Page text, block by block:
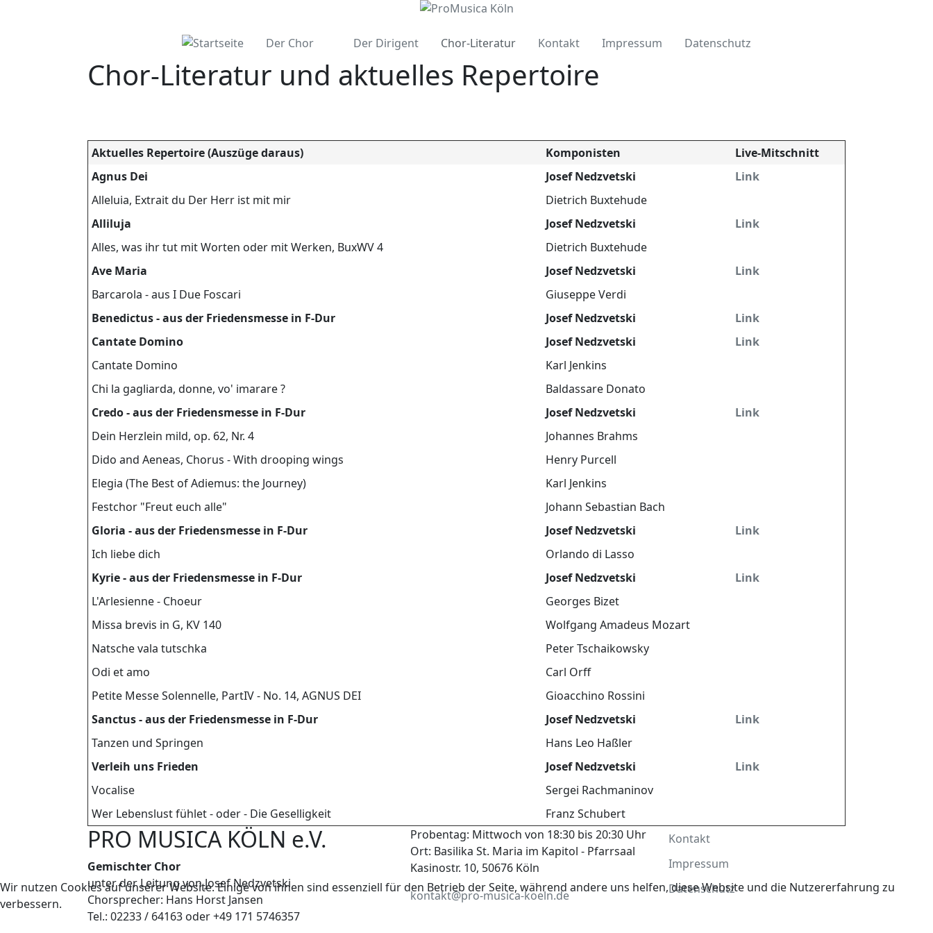
Der Chor Der Dirigent Chor-Literatur Kontakt Impressum Datenschutz
Chor-Literatur und aktuelles Repertoire
Aktuelles Repertoire (Auszüge daraus) Komponisten
Live-Mitschnitt
Agnus Dei
Josef Nedzvetski
Link
Alleluia, Extrait du Der Herr ist mit mir
Dietrich Buxtehude
Alliluja
Josef Nedzvetski
Link
Alles, was ihr tut mit Worten oder mit Werken, BuxWV 4
Dietrich Buxtehude
Ave Maria
Josef Nedzvetski
Link
Barcarola - aus I Due Foscari
Giuseppe Verdi
Benedictus - aus der Friedensmesse in F-Dur
Josef Nedzvetski
Link
Cantate Domino
Josef Nedzvetski
Link
Cantate Domino
Karl Jenkins
Chi la gagliarda, donne, vo' imarare ?
Baldassare Donato
Credo - aus der Friedensmesse in F-Dur
Josef Nedzvetski
Link
Dein Herzlein mild, op. 62, Nr. 4
Johannes Brahms
Dido and Aeneas, Chorus - With drooping wings
Henry Purcell
Elegia (The Best of Adiemus: the Journey)
Karl Jenkins
Festchor "Freut euch alle"
Johann Sebastian Bach
Gloria - aus der Friedensmesse in F-Dur
Josef Nedzvetski
Link
Ich liebe dich
Orlando di Lasso
Kyrie - aus der Friedensmesse in F-Dur
Josef Nedzvetski
Link
L'Arlesienne - Choeur
Georges Bizet
Missa brevis in G, KV 140
Wolfgang Amadeus Mozart
Natsche vala tutschka
Peter Tschaikowsky
Odi et amo
Carl Orff
Petite Messe Solennelle, PartIV - No. 14, AGNUS DEI
Gioacchino Rossini
Sanctus - aus der Friedensmesse in F-Dur
Josef Nedzvetski
Link
Tanzen und Springen
Hans Leo Haßler
Verleih uns Frieden
Josef Nedzvetski
Link
Vocalise
Sergei Rachmaninov
Wer Lebenslust fühlet - oder - Die Geselligkeit
Franz Schubert
PRO MUSICA KÖLN e.V.
Gemischter Chor
unter der Leitung von Josef Nedzvetski
Chorsprecher: Hans Horst Jansen
Tel.: 02233 / 64163 oder +49 171 5746357
Probentag: Mittwoch von 18:30 bis 20:30 Uhr
Ort: Basilika St. Maria im Kapitol - Pfarrsaal
Kasinostr. 10, 50676 Köln
kontakt@pro-musica-koeln.de
Kontakt
Impressum
Datenschutz
Wir nutzen Cookies auf unserer Website. Einige von ihnen sind essenziell für den Betrieb der Seite, während andere uns helfen, diese Website und die Nutzererfahrung zu
verbessern.